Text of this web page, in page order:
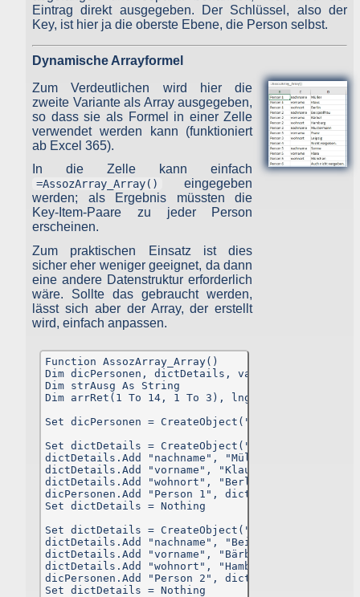
Cookie-Deaktivierungsseite der europäischen Website:
http://optout.networkadvertising.org/?c=1#!/
Rechte sowie Einstellungsmöglichkeiten Sie zum Schutz Ihrer
Privatsphäre haben, können Sie in den Datenschutzrichtlinien des
jeweiligen Dienstes nachlesen.
Bei facebook finden Sie diese hier:
https://www.facebook.com/about/privacy/ ,
Twitter:Twitter Datenschutzrichtlinie
Google+:Datenschutzerklärung
Rechte des Nutzers
Sie haben als Nutzer das Recht, auf Antrag eine kostenlose
Auskunft darüber zu erhalten, welche personenbezogenen Daten
über Sie gespeichert wurden. Sie haben außerdem das Recht auf
Berichtigung falscher Daten und auf die
Verarbeitungseinschränkung oder Löschung Ihrer
personenbezogenen Daten. Falls zutreffend, können Sie auch Ihr
Recht auf Datenportabilität geltend machen. Sollten Sie annehmen,
dass Ihre Daten unrechtmäßig verarbeitet wurden, können Sie eine
Beschwerde bei der zuständigen Aufsichtsbehörde einreichen.
Löschung von Daten
Aufbewahrung von Daten (z. B. Vorratsdatenspeicherung) kollidiert,
haben Sie ein Anrecht auf Löschung Ihrer Daten. Von uns
gespeicherte Daten werden, sollten sie für ihre Zweckbestimmung
nicht mehr vonnöten sein und es keine gesetzlichen
Aufbewahrungsfristen geben, gelöscht. Falls eine Löschung nicht
Zwecke erforderlich sind, erfolgt eine Einschränkung der
nicht für andere Zwecke verarbeitet.
Widerspruchsrecht
Nutzer dieser Webseite können von ihrem Widerspruchsrecht
Gebrauch machen und der Verarbeitung ihrer personenbezogenen
Die Erklärung basiert auf den Mustern vondatenschutz.org
Eintrag direkt ausgegeben. Der Schlüssel, also der
Key, ist hier ja die oberste Ebene, die Person selbst.
Dynamische Arrayformel
Zum Verdeutlichen wird hier die
zweite Variante als Array ausgegeben,
so dass sie als Formel in einer Zelle
verwendet werden kann (funktioniert
ab Excel 365).
In die Zelle kann einfach
=AssozArray_Array()
eingegeben
werden; als Ergebnis müssten die
Key-Item-Paare zu jeder Person
erscheinen.
Zum praktischen Einsatz ist dies
sicher eher weniger geeignet, da dann
eine andere Datenstruktur erforderlich
wäre. Sollte das gebraucht werden,
lässt sich aber der Array, der erstellt
wird, einfach anpassen.
Function AssozArray_Array()
Dim dicPersonen, dictDetails, varKey, varKey1
Dim strAusg As String
Dim arrRet(1 To 14, 1 To 3), lngRet As LongPtr,
Set dicPersonen =
Set dictDetails =
dictDetails.Add "nachname", "Müller"
dictDetails.Add "vorname", "Klaus"
dictDetails.Add "wohnort", "Berlin"
dicPersonen.Add "Person 1", dictDetails
Set dictDetails = Nothing
Set dictDetails =
dictDetails.Add "nachname", "Beispielfrau"
dictDetails.Add "vorname", "Bärbel"
dictDetails.Add "wohnort", "Hamburg"
dicPersonen.Add "Person 2", dictDetails
Set dictDetails = Nothing